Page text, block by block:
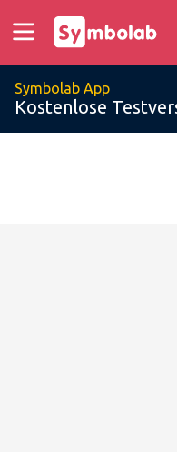
Symbolab App
Kostenlose